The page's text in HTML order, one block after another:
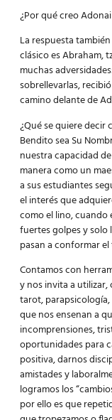
¿Por qué creo
La respuesta
clásico es Abraham,
muchas
sobrellevarlas,
camino delante de
¿Qué se quiere decir
Bendito sea Su
nuestra capacidad
manera como un
a sus estudiantes
el interés que
como el lino, cuando
fuertes golpes y solo
pasan a conformar
Contamos con
y nos invita a utilizar,
tarot,
que nos ensenan a
incomprensiones,
oportunidades para
positiva, darnos
amistades y
logramos los
por ello es que